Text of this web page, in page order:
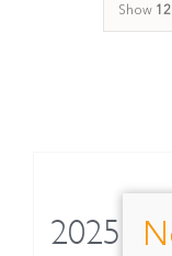
Show
2025